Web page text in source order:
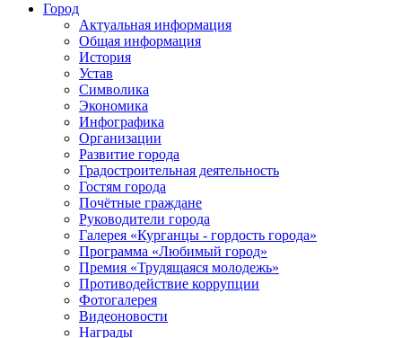
Город
Актуальная информация
Общая информация
История
Устав
Символика
Экономика
Инфографика
Организации
Развитие города
Градостроительная деятельность
Гостям города
Почётные граждане
Руководители города
Галерея «Курганцы - гордость города»
Программа «Любимый город»
Премия «Трудящаяся молодежь»
Противодействие коррупции
Фотогалерея
Видеоновости
Награды